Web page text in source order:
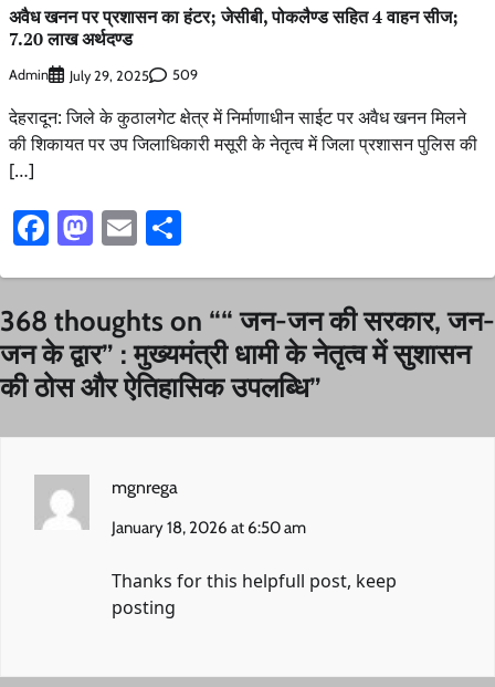
अवैध खनन पर प्रशासन का हंटर; जेसीबी, पोकलैण्ड सहित 4 वाहन सीज;
7.20 लाख अर्थदण्ड
Admin July 29, 2025 509
देहरादून: जिले के कुठालगेट क्षेत्र में निर्माणाधीन साईट पर अवैध खनन मिलने
की शिकायत पर उप जिलाधिकारी मसूरी के नेतृत्व में जिला प्रशासन पुलिस की
[…]
Facebook
Mastodon
Email
368 thoughts on ““ जन-जन की सरकार, जन-
जन के द्वार” : मुख्यमंत्री धामी के नेतृत्व में सुशासन
की ठोस और ऐतिहासिक उपलब्धि”
mgnrega
January 18, 2026 at 6:50 am
Thanks for this helpfull post, keep
posting